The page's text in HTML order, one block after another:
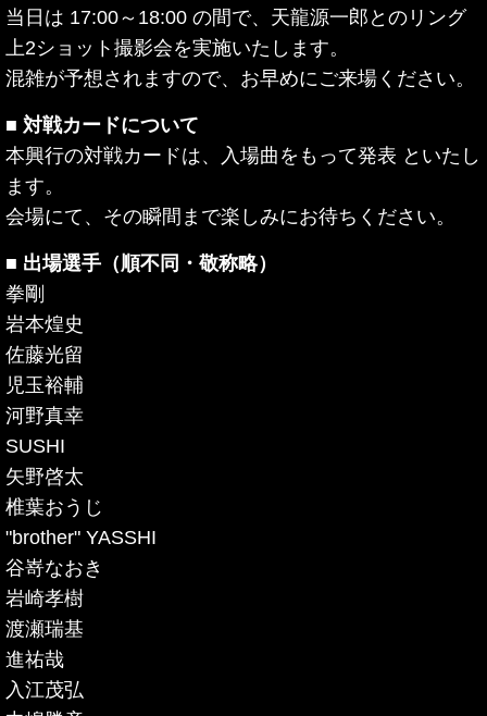
当日は 17:00～18:00 の間で、天龍源一郎とのリング
上2ショット撮影会を実施いたします。
混雑が予想されますので、お早めにご来場ください。
■ 対戦カードについて
本興行の対戦カードは、入場曲をもって発表 といたし
ます。
会場にて、その瞬間まで楽しみにお待ちください。
■ 出場選手（順不同・敬称略）
拳剛
岩本煌史
佐藤光留
児玉裕輔
河野真幸
SUSHI
矢野啓太
椎葉おうじ
"brother" YASSHI
谷嵜なおき
岩崎孝樹
渡瀬瑞基
進祐哉
入江茂弘